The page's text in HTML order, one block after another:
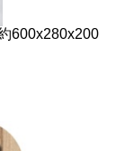
600x280x200